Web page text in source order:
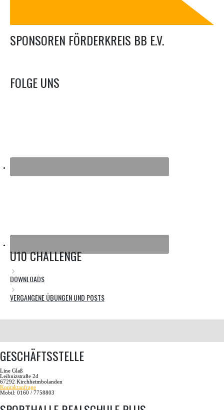
SPONSOREN FÖRDERKREIS BB E.V.
FOLGE UNS
U10 CHALLENGE
DOWNLOADS
VERGANGENE ÜBUNGEN UND POSTS
GESCHÄFTSSTELLE
Line Glaß
Leibnizstraße 2d
67292 Kirchheimbolanden
Kontaktanfrage
Mobil: 0160 / 7758803